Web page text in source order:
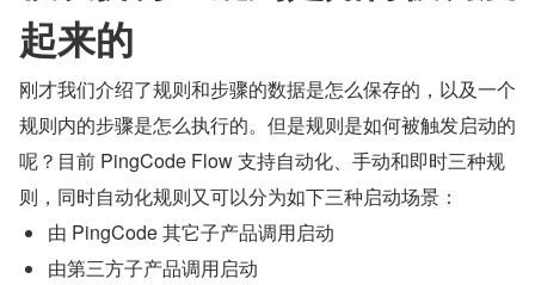
起来的
刚才我们介绍了规则和步骤的数据是怎么保存的，以及一个
规则内的步骤是怎么执行的。但是规则是如何被触发启动的
呢？目前 PingCode Flow 支持自动化、手动和即时三种规
则，同时自动化规则又可以分为如下三种启动场景：
由 PingCode 其它子产品调用启动
由第三方子产品调用启动